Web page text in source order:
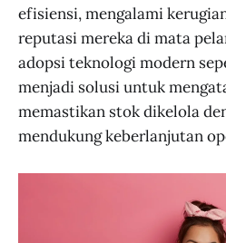
efisiensi, mengalami
reputasi mereka di mata
adopsi teknologi modern
menjadi solusi untuk
memastikan stok dikelola
mendukung keberlanjutan